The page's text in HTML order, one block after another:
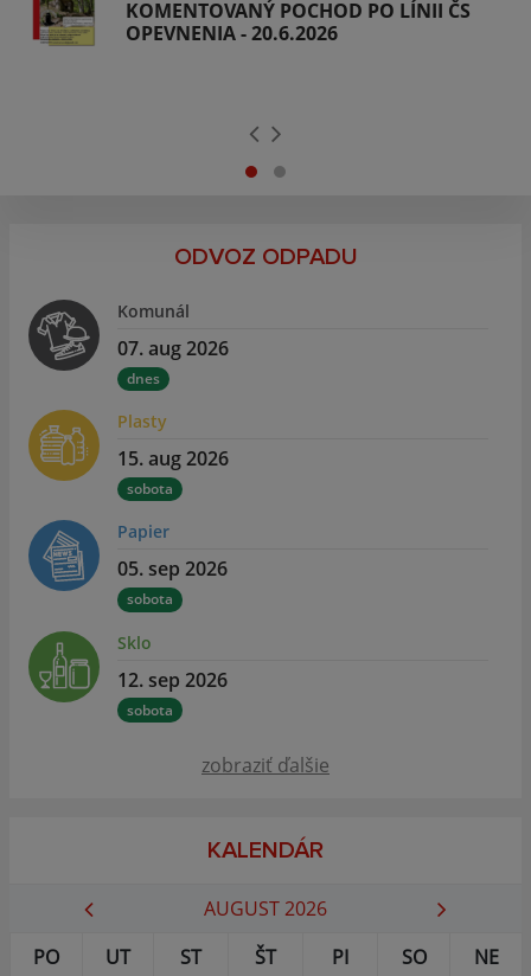
KOMENTOVANÝ POCHOD PO LÍNII ČS
OPEVNENIA - 20.6.2026
ODVOZ ODPADU
Komunál
07. aug 2026
dnes
Plasty
15. aug 2026
sobota
Papier
05. sep 2026
sobota
Sklo
12. sep 2026
sobota
zobraziť ďalšie
KALENDÁR
AUGUST 2026
PO
UT ST ŠT PI SO
NE